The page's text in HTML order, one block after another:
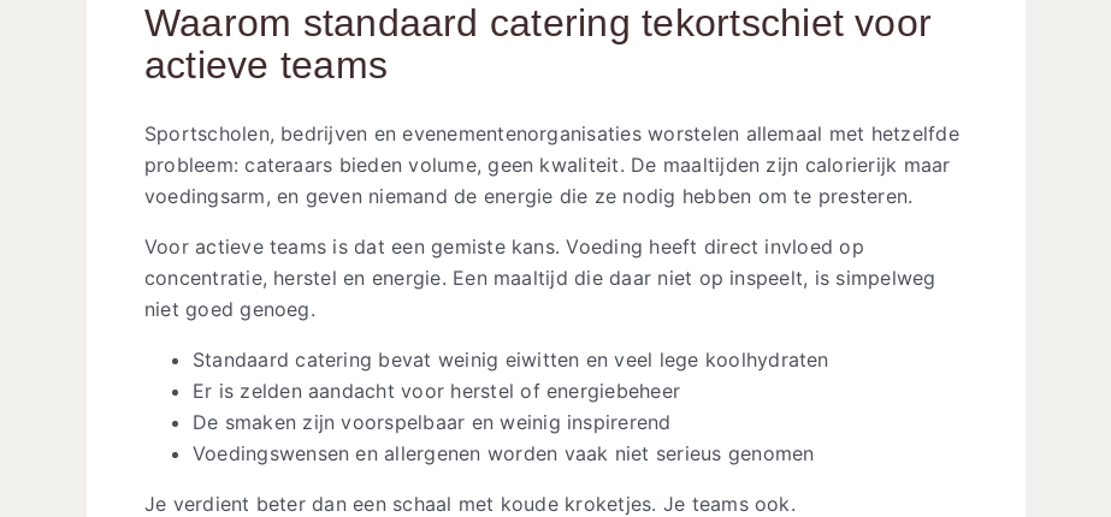
Waarom standaard catering tekortschiet voor
actieve teams
Sportscholen, bedrijven en evenementenorganisaties worstelen allemaal met hetzelfde
probleem: cateraars bieden volume, geen kwaliteit. De maaltijden zijn calorierijk maar
voedingsarm, en geven niemand de energie die ze nodig hebben om te presteren.
Voor actieve teams is dat een gemiste kans. Voeding heeft direct invloed op
concentratie, herstel en energie. Een maaltijd die daar niet op inspeelt, is simpelweg
niet goed genoeg.
Standaard catering bevat weinig eiwitten en veel lege koolhydraten
Er is zelden aandacht voor herstel of energiebeheer
De smaken zijn voorspelbaar en weinig inspirerend
Voedingswensen en allergenen worden vaak niet serieus genomen
Je verdient beter dan een schaal met koude kroketjes. Je teams ook.